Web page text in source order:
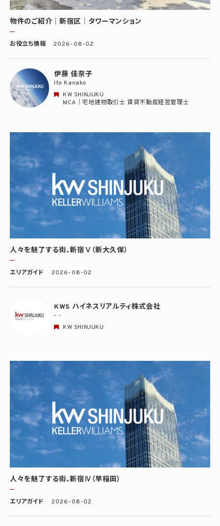
物件のご紹介｜新宿区｜タワーマンション
お役立ち情報 2026-08-02
伊藤 佳奈子
Ito Kanako
KW SHINJUKU
MCA｜宅地建物取引士 賃貸不動産経営管理士
人々を魅了する街、新宿Ⅴ（新大久保）
エリアガイド 2026-08-02
KWS ハイネスリアルティ株式会社
- -
KW SHINJUKU
人々を魅了する街、新宿Ⅳ（早稲田）
エリアガイド 2026-08-02